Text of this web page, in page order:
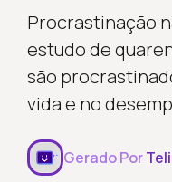
Procrastinação
estudo de
são
vida e no
Gerado Por